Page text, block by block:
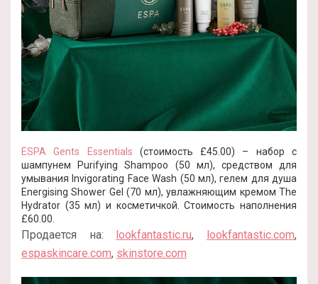
ESPA Gents Essentials (стоимость £45.00) – набор с
шампунем Purifying Shampoo (50 мл), средством для
умывания Invigorating Face Wash (50 мл), гелем для душа
Energising Shower Gel (70 мл), увлажняющим кремом The
Hydrator (35 мл) и косметичкой. Стоимость наполнения
£60.00.
Продается на: lookfantastic.ru, lookfantastic.com,
espaskincare.com, skinstore.com